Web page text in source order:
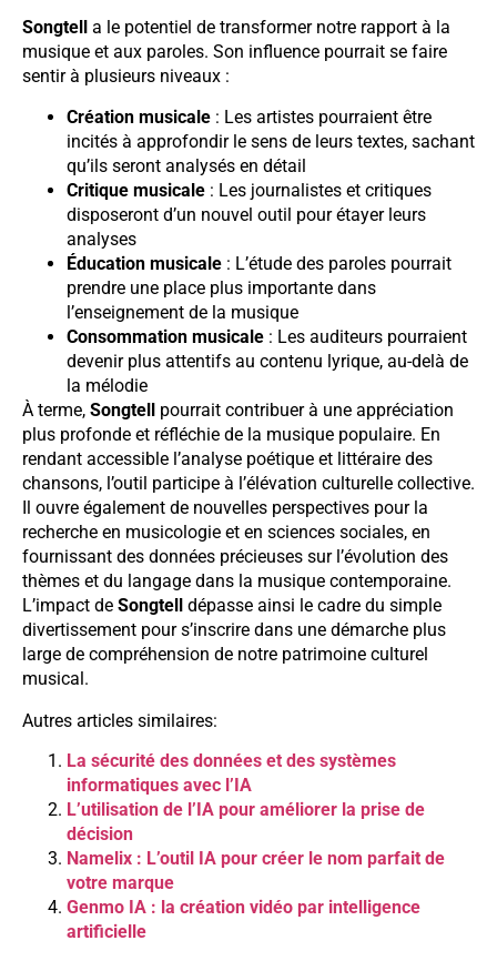
Songtell
a le potentiel de transformer notre rapport à la
musique et aux paroles. Son influence pourrait se faire
sentir à plusieurs niveaux :
Création musicale : Les artistes pourraient être
incités à approfondir le sens de leurs textes, sachant
qu’ils seront analysés en détail
Critique musicale : Les journalistes et critiques
disposeront d’un nouvel outil pour étayer leurs
analyses
Éducation musicale : L’étude des paroles pourrait
prendre une place plus importante dans
l’enseignement de la musique
Consommation musicale : Les auditeurs pourraient
devenir plus attentifs au contenu lyrique, au-delà de
la mélodie
À terme, Songtell pourrait contribuer à une appréciation
plus profonde et réfléchie de la musique populaire. En
rendant accessible l’analyse poétique et littéraire des
chansons, l’outil participe à l’élévation culturelle collective.
Il ouvre également de nouvelles perspectives pour la
recherche en musicologie et en sciences sociales, en
fournissant des données précieuses sur l’évolution des
thèmes et du langage dans la musique contemporaine.
L’impact de Songtell dépasse ainsi le cadre du simple
divertissement pour s’inscrire dans une démarche plus
large de compréhension de notre patrimoine culturel
musical.
Autres articles similaires:
La sécurité des données et des systèmes
informatiques avec l’IA
L’utilisation de l’IA pour améliorer la prise de
décision
Namelix : L’outil IA pour créer le nom parfait de
votre marque
Genmo IA : la création vidéo par intelligence
artificielle